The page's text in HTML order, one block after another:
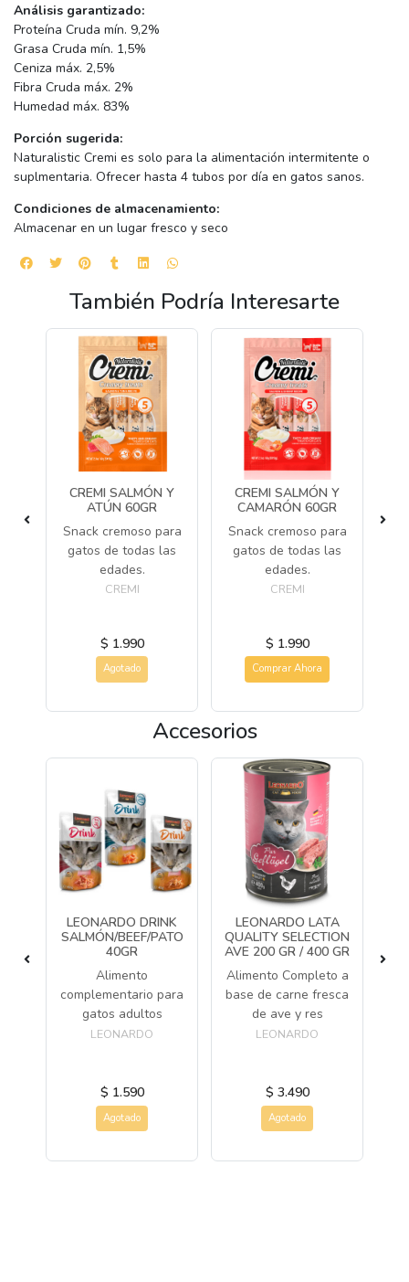
Análisis garantizado:
Proteína Cruda mín. 9,2%
Grasa Cruda mín. 1,5%
Ceniza máx. 2,5%
Fibra Cruda máx. 2%
Humedad máx. 83%
Porción sugerida:
Naturalistic Cremi es solo para la alimentación intermitente o
suplmentaria. Ofrecer hasta 4 tubos por día en gatos sanos.
Condiciones de almacenamiento:
Almacenar en un lugar fresco y seco
También Podría Interesarte
CREMI SALMÓN Y
ATÚN 60GR
Snack cremoso para
gatos de todas las
edades.
CREMI
$ 1.990
Agotado
CREMI SALMÓN Y
CAMARÓN 60GR
Snack cremoso para
gatos de todas las
edades.
CREMI
$ 1.990
Comprar Ahora
Accesorios
LEONARDO DRINK
SALMÓN/BEEF/PATO
40GR
Alimento
complementario para
gatos adultos
LEONARDO
$ 1.590
Agotado
LEONARDO LATA
QUALITY SELECTION
AVE 200 GR / 400 GR
Alimento Completo a
base de carne fresca
de ave y res
LEONARDO
$ 3.490
Agotado